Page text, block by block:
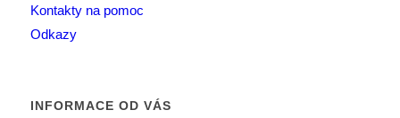
Kontakty na pomoc
Odkazy
INFORMACE OD VÁS